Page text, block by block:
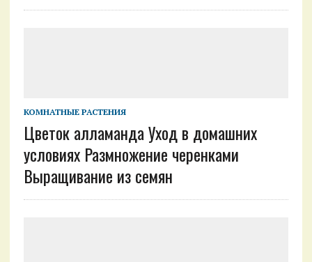
КОМНАТНЫЕ РАСТЕНИЯ
Цветок алламанда Уход в домашних
условиях Размножение черенками
Выращивание из семян